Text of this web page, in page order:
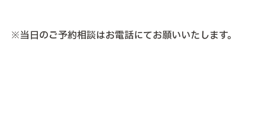
※当日のご予約相談はお電話にてお願いいたします。